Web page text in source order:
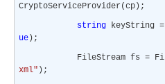
CryptoServiceProvider(cp);
stringkeyString
ue);
FileStream fs =
xml" );